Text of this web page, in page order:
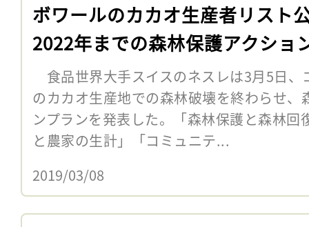
ボワールのカカオ生産者リスト
2022年までの森林保護アクショ
ランも
食品世界大手スイスのネスレは3月5日、
のカカオ生産地での森林破壊を終わらせ、
ンプランを発表した。「森林保護と森林
と農家の生計」「コミュニテ...
2019/03/08